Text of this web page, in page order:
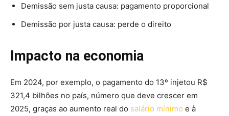
Demissão sem justa causa: pagamento proporcional
Demissão por justa causa: perde o direito
Impacto na economia
Em 2024, por exemplo, o pagamento do 13º injetou R$
321,4 bilhões no país, número que deve crescer em
2025, graças ao aumento real do salário mínimo e à